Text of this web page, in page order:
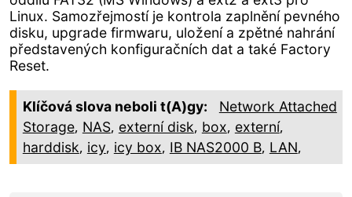
Linux. Samozřejmostí je kontrola zaplnění pevného
disku, upgrade firmwaru, uložení a zpětné nahrání
představených konfiguračních dat a také Factory
Reset.
Klíčová slova neboli t(A)gy:
Network Attached
Storage, NAS, externí disk, box, externí,
harddisk, icy, icy box, IB NAS2000 B, LAN,